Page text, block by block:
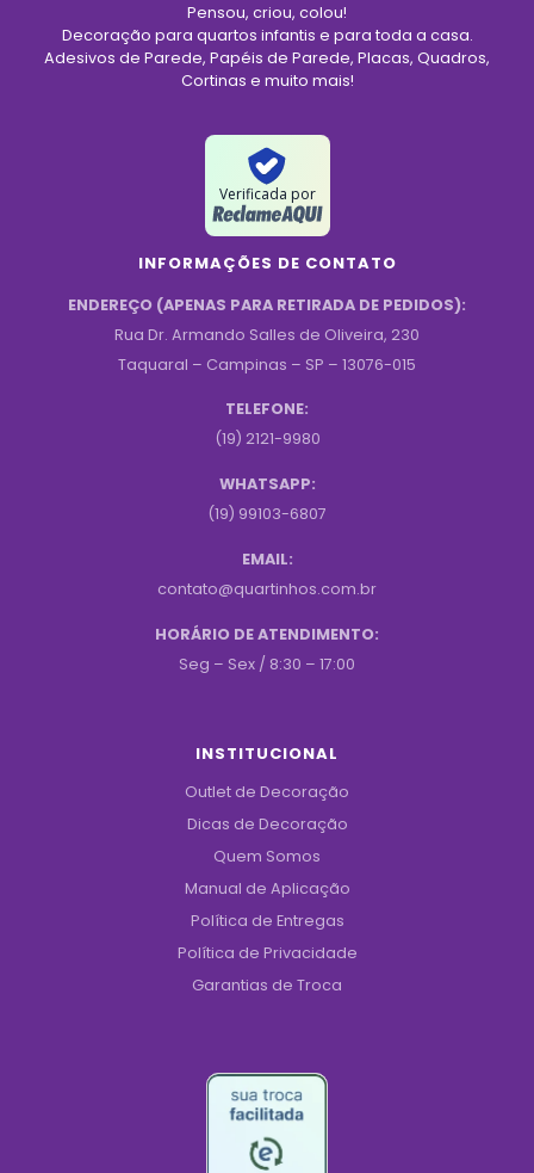
Pensou, criou, colou!
Decoração para quartos infantis e para toda a casa.
Adesivos de Parede, Papéis de Parede, Placas, Quadros,
Cortinas e muito mais!
Verificada por
INFORMAÇÕES DE CONTATO
ENDEREÇO (APENAS PARA RETIRADA DE PEDIDOS):
Rua Dr. Armando Salles de Oliveira, 230
Taquaral – Campinas – SP – 13076-015
TELEFONE:
(19) 2121-9980
WHATSAPP:
(19) 99103-6807
EMAIL:
contato@quartinhos.com.br
HORÁRIO DE ATENDIMENTO:
Seg – Sex / 8:30 – 17:00
INSTITUCIONAL
Outlet de Decoração
Dicas de Decoração
Quem Somos
Manual de Aplicação
Política de Entregas
Política de Privacidade
Garantias de Troca